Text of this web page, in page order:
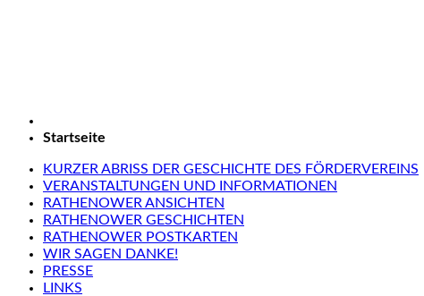
Startseite
KURZER ABRISS DER GESCHICHTE DES FÖRDERVEREINS
VERANSTALTUNGEN UND INFORMATIONEN
RATHENOWER ANSICHTEN
RATHENOWER GESCHICHTEN
RATHENOWER POSTKARTEN
WIR SAGEN DANKE!
PRESSE
LINKS